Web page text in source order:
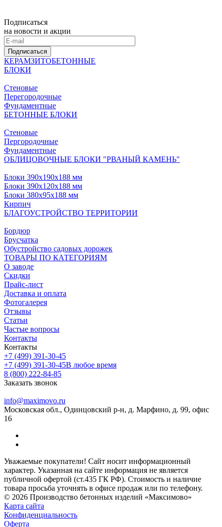
Подписаться
на новости и акции
Подписаться
КЕРАМЗИТОБЕТОННЫЕ
БЛОКИ
Стеновые
Перегородочные
Фундаментные
БЕТОННЫЕ БЛОКИ
Стеновые
Пергородочные
Фундаментные
ОБЛИЦОВОЧНЫЕ БЛОКИ "РВАНЫЙ КАМЕНЬ"
Блоки 390х190х188 мм
Блоки 390х120х188 мм
Блоки 380х95х188 мм
Кирпич
БЛАГОУСТРОЙСТВО ТЕРРИТОРИИ
Бордюр
Брусчатка
Обустройство садовых дорожек
ТОВАРЫ ПО КАТЕГОРИЯМ
О заводе
Скидки
Прайс-лист
Доставка и оплата
Фотогалерея
Отзывы
Статьи
Частые вопросы
Контакты
Контакты
+7 (499) 391-30-45
+7 (499) 391-30-45В любое время
8 (800) 222-84-85
Заказать звонок
info@maximovo.ru
Московская обл., Одинцовский р-н, д. Марфино, д. 99, офис
16
Уважаемые покупатели! Сайт носит информационный
характер. Указанная на сайте информация не является
публичной офертой (ст.435 ГК РФ). Стоимость и наличие
товара просьба уточнять в офисе продаж или по телефону.
© 2026 Производство бетонных изделий «Максимово»
Карта сайта
Конфиденциальность
Оферта